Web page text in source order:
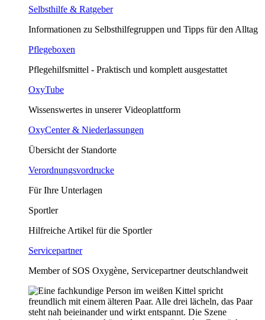
Selbsthilfe & Ratgeber
Informationen zu Selbsthilfegruppen und Tipps für den Alltag
Pflegeboxen
Pflegehilfsmittel - Praktisch und komplett ausgestattet
OxyTube
Wissenswertes in unserer Videoplattform
OxyCenter & Niederlassungen
Übersicht der Standorte
Verordnungsvordrucke
Für Ihre Unterlagen
Sportler
Hilfreiche Artikel für die Sportler
Servicepartner
Member of SOS Oxygène, Servicepartner deutschlandweit